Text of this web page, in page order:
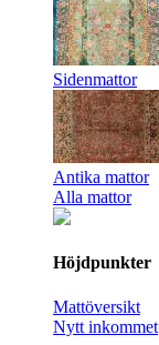
Sidenmattor
Antika mattor
Alla mattor
Höjdpunkter
Mattöversikt
Nytt inkommet